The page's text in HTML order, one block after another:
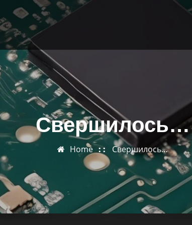
Свершилось…
Home Свершилось…